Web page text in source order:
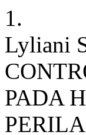
1.
Lyliani
PADA